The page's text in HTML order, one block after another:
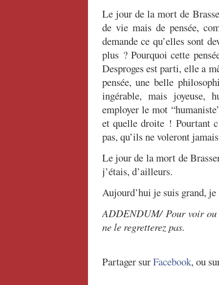
Le jour de la mort de
de vie mais de pensée,
demande ce qu’elles sont
plus ? Pourquoi cette
Desproges est parti, elle a
pensée, une belle
ingérable, mais joyeuse,
employer le mot
et quelle droite ! Pourtant
pas, qu’ils ne voleront
Le jour de la mort de
j’étais, d’ailleurs.
Aujourd’hui je suis grand,
ADDENDUM/ Pour voir
ne le regretterez pas.
Partager surFacebook, ou